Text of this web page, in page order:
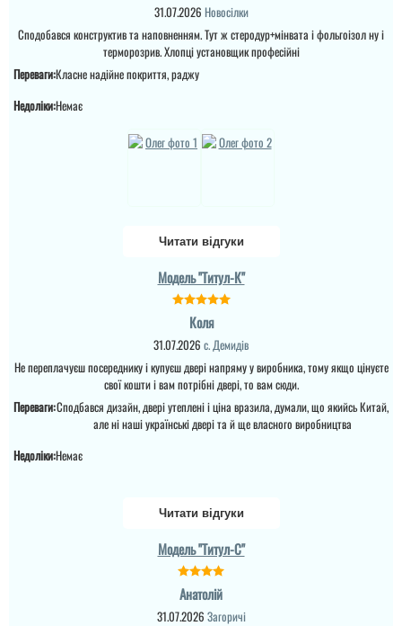
утворилась корозія. І це
тепла. Купували саме
цей варіант за порадою
магазину. Продавець
реагує на звернення,
читати всі відгуки
Якісні, гарні двері.
Професійний монтаж.
Чудова робота
читати всі відгуки
Вчера установили
двери, спасибо я
осталась очень
довольная, цена
соотвествует
заявленным параметрам
Іван
склопакет. Установщики
31.07.2026 Новосілки
Сподобався конструктив та наповненням. Тут ж стеродур+мінвата і фольгоізол ну і
терморозрив. Хлопці установщик професійні
Переваги:Класне надійне покриття, раджу
Недоліки:Немає
Читати відгуки
Модель "Титул-К"
Коля
31.07.2026 с. Демидів
Не переплачуєш посереднику і купуєш двері напряму у виробника, тому якщо цінуєте
свої кошти і вам потрібні двері, то вам сюди.
Переваги:Сподбався дизайн, двері утеплені і ціна вразила, думали, що якийсь Китай,
але ні наші українські двері та й ще власного виробництва
Недоліки:Немає
Читати відгуки
Модель "Титул-C"
Анатолій
31.07.2026 Загоричі